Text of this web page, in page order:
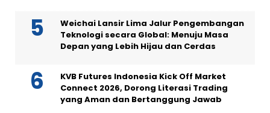
Weichai Lansir Lima Jalur Pengembangan
Teknologi secara Global: Menuju Masa
Depan yang Lebih Hijau dan Cerdas
KVB Futures Indonesia Kick Off Market
Connect 2026, Dorong Literasi Trading
yang Aman dan Bertanggung Jawab